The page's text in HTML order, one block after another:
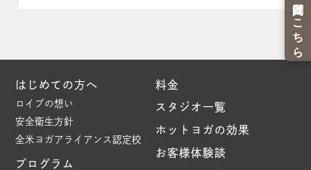
はじめての方へ
ロイブの想い
安全衛生方針
全米ヨガアライアンス認定校
プログラム
料金
スタジオ一覧
ホットヨガの効果
お客様体験談